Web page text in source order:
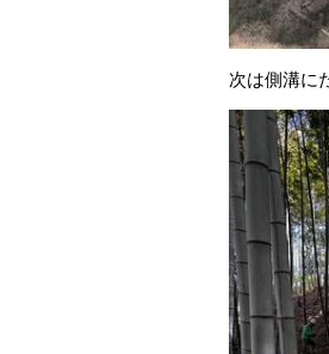
次は側溝に